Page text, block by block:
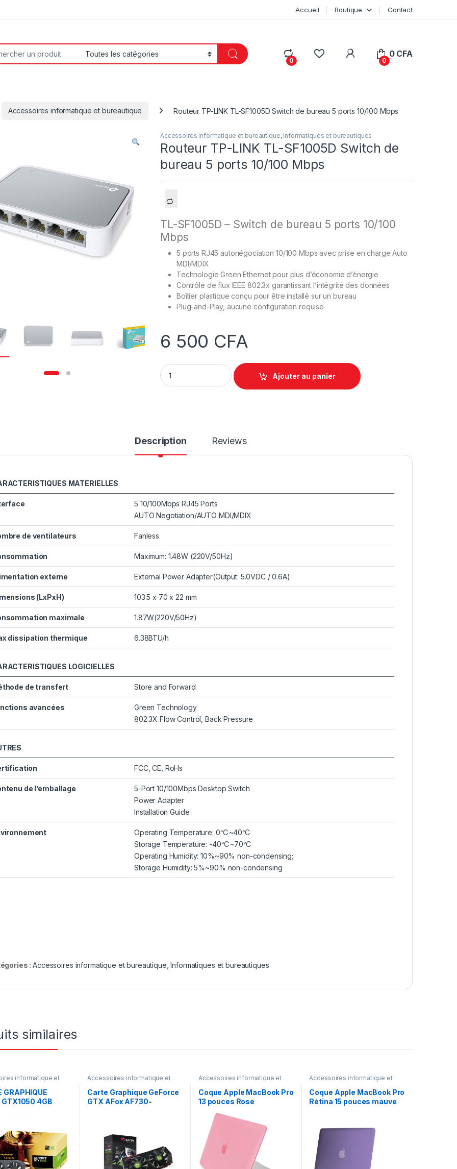
Accueil Boutique Contact
0
My Account
0
0 CFA
Accessoires informatique et bureautique Routeur TP-LINK TL-SF1005D Switch de bureau 5 ports 10/100 Mbps
Accessoires informatique et bureautique, Informatiques et bureautiques
Routeur TP-LINK TL-SF1005D Switch de
bureau 5 ports 10/100 Mbps
TL-SF1005D – Switch de bureau 5 ports 10/100
Mbps
5 ports RJ45 autonégociation 10/100 Mbps avec prise en charge Auto
MDI/MDIX
Technologie Green Ethernet pour plus d’économie d’énergie
Contrôle de flux IEEE 802.3x garantissant l’intégrité des données
Boîtier plastique conçu pour être installé sur un bureau
Plug-and-Play, aucune configuration requise
6 500 CFA
Routeur TP-LINK TL-SF1005D Switch de bureau 5 ports 10/100 Mbps quantity
Ajouter au panier
Description Reviews
MATERIELLES
5 10/100Mbps RJ45 Ports
AUTO Negotiation/AUTO MDI/MDIX
de ventilateurs Fanless
Maximum: 1.48W (220V/50Hz)
externe External Power Adapter(Output: 5.0VDC / 0.6A)
(LxPxH) 103.5 x 70 x 22 mm
maximale 1.87W(220V/50Hz)
dissipation thermique 6.38BTU/h
LOGICIELLES
de transfert Store and Forward
avancées
Green Technology
802.3X Flow Control, Back Pressure
FCC, CE, RoHs
de l’emballage
5-Port 10/100Mbps Desktop Switch
Power Adapter
Installation Guide
Operating Temperature: 0℃~40℃
Storage Temperature: -40℃~70℃
Operating Humidity: 10%~90% non-condensing;
Storage Humidity: 5%~90% non-condensing
:Accessoires informatique et bureautique ,Informatiques et bureautiques
similaires
informatique et
Informatiques et
GRAPHIQUE
GTX1050 4GB
Accessoires informatique et
Informatiques et
bureautiques
Carte Graphique GeForce
GTX AFox AF730-
Accessoires informatique et
Informatiques et
bureautiques
Coque Apple MacBook Pro
13 pouces Rose
Accessoires informatique et
Informatiques et
bureautiques
Coque Apple MacBook Pro
Rétina 15 pouces mauve